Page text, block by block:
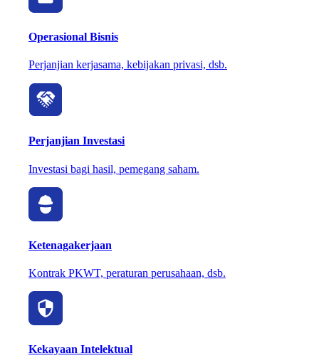
Operasional Bisnis
Perjanjian kerjasama, kebijakan privasi, dsb.
Perjanjian Investasi
Investasi bagi hasil, pemegang saham.
Ketenagakerjaan
Kontrak PKWT, peraturan perusahaan, dsb.
Kekayaan Intelektual